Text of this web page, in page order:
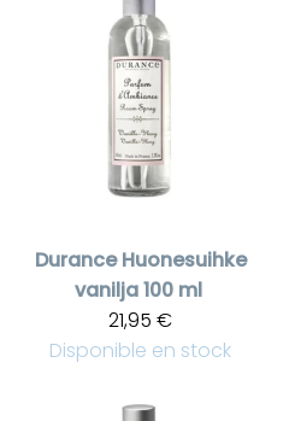
Durance Huonesuihke
vanilja 100 ml
21,95 €
Disponible en stock